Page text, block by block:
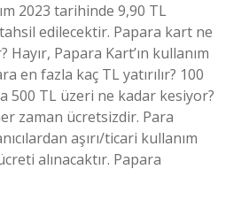
2023 tarihinde 9,90 TL
edilecektir. Papara kart ne
Papara Kart’ın kullanım
en fazla kaç TL yatırılır? 100
500 TL üzeri ne kadar kesiyor?
zaman ücretsizdir. Para
aşırı/ticari kullanım
alınacaktır. Papara